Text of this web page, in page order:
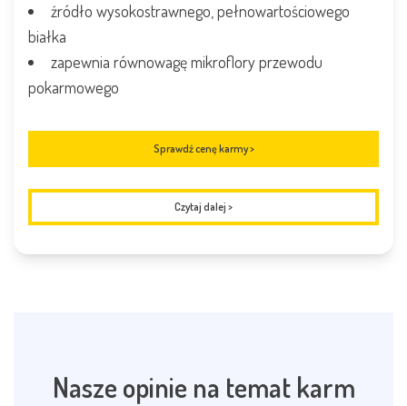
źródło wysokostrawnego, pełnowartościowego
białka
zapewnia równowagę mikroflory przewodu
pokarmowego
Sprawdź cenę karmy >
Czytaj dalej >
Nasze opinie na temat karm